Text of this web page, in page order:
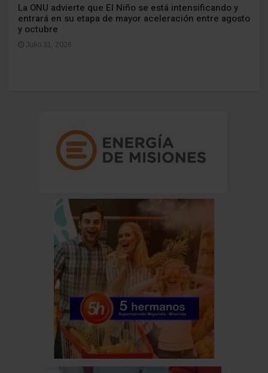
La ONU advierte que El Niño se está intensificando y
entrará en su etapa de mayor aceleración entre agosto
y octubre
Julio 31, 2026